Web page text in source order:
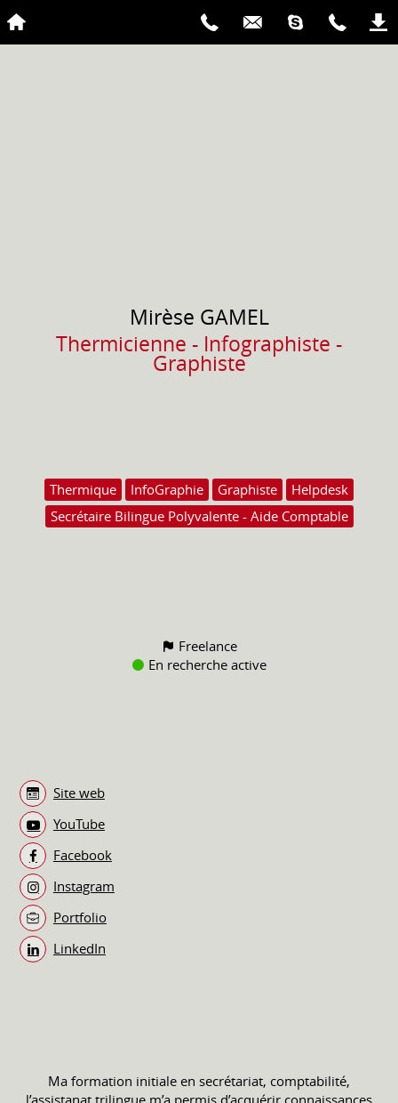
Mirèse GAMEL
Thermicienne - Infographiste -
Graphiste
Thermique InfoGraphie Graphiste
Helpdesk
Secrétaire Bilingue Polyvalente - Aide Comptable
Freelance
En recherche active
Site web
YouTube
Facebook
Instagram
Portfolio
LinkedIn
Ma formation initiale en secrétariat, comptabilité,